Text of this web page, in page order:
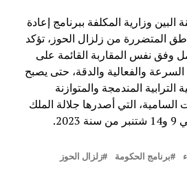
البين وزارية المكلفة ببرنامج إعادة
المتضررة من زلزال الحوز، تؤكد
وفق نفس المقاربة القائمة على
والفعالية والدقة، حتى يصبح
الترابية المندمجة والمتوازنة
السامية، التي أصدرها جلالة الملك
برنامج الحكومة زلزال الحوز